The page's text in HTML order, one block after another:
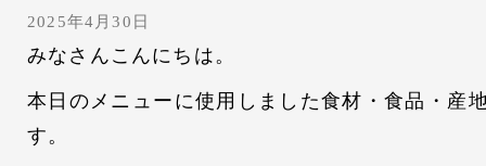
2025年4月30日
みなさんこんにちは。
本日のメニューに使用しました食材・食品・産
す。